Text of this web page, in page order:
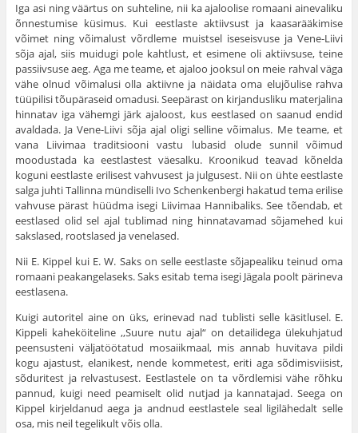
Iga asi ning väärtus on suhteline, nii ka ajaloolise romaani ainevaliku
õnnestumise küsimus. Kui eestlaste aktiivsust ja kaasa­rääkimise
võimet ning võimalust võrdleme muistsel iseseisvuse ja Vene-Liivi
sõja ajal, siis muidugi pole kahtlust, et esimene oli aktiivsuse, teine
passiivsuse aeg. Aga me teame, et ajaloo jooksul on meie rahval väga
vähe olnud võimalusi olla aktiivne ja näidata oma elujõulise rahva
tüüpilisi tõupäraseid omadusi. Seepärast on kirjandusliku materjalina
hinnatav iga vähemgi järk ajaloost, kus eestlased on saanud endid
avaldada. Ja Vene-Liivi sõja ajal oligi selline võimalus. Me teame, et
vana Liivimaa traditsiooni vastu luba­sid olude sunnil võimud
moodustada ka eestlastest väesalku. Krooni­kud teavad kõnelda
koguni eestlaste erilisest vahvusest ja julgusest. Nii on ühte eestlaste
salga juhti Tallinna mündiselli Ivo Schenkenbergi hakatud tema erilise
vahvuse pärast hüüdma isegi Liivimaa Hannibaliks. See tõendab, et
eestlased olid sel ajal tublimad ning hinnatavamad sõjamehed kui
sakslased, rootslased ja venelased.
Nii E. Kippel kui E. W. Saks on selle eestlaste sõjapealiku tei­nud oma
romaani peakangelaseks. Saks esitab tema isegi Jägala poolt pärineva
eestlasena.
Kuigi autoritel aine on üks, erinevad nad tublisti selle käsit­lusel. E.
Kippeli kaheköiteline ,,Suure nutu ajal“ on detailidega üle­kuhjatud
peensusteni väljatöötatud mosaiikmaal, mis annab huvitava pildi
kogu ajastust, elanikest, nende kommetest, eriti aga sõdimisviisist,
sõduritest ja relvastusest. Eestlastele on ta võrdlemisi vähe rõhku
pannud, kuigi need peamiselt olid nutjad ja kannatajad. Seega on
Kippel kirjeldanud aega ja andnud eestlastele seal ligilähedalt selle
osa, mis neil tegelikult võis olla.